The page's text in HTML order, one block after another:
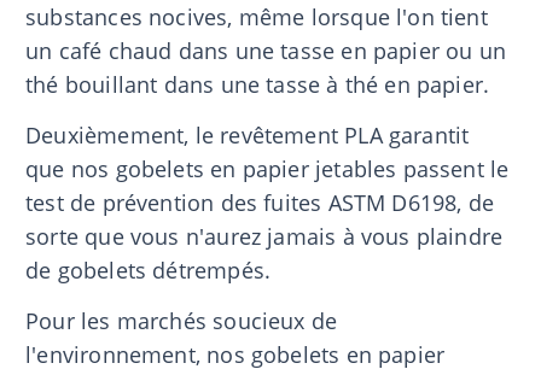
substances nocives, même lorsque l'on tient
un café chaud dans une tasse en papier ou un
thé bouillant dans une tasse à thé en papier.
Deuxièmement, le revêtement PLA garantit
que nos gobelets en papier jetables passent le
test de prévention des fuites ASTM D6198, de
sorte que vous n'aurez jamais à vous plaindre
de gobelets détrempés.
Pour les marchés soucieux de
l'environnement, nos gobelets en papier